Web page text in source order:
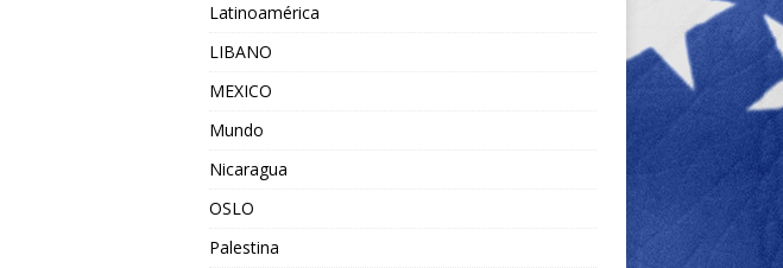
Latinoamérica
LIBANO
MEXICO
Mundo
Nicaragua
OSLO
Palestina